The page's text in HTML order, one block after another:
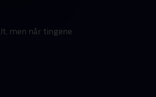
men når tingene